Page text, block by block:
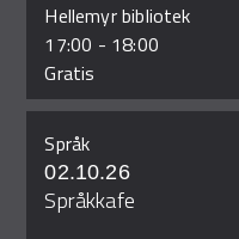
Hellemyr bibliotek
17:00 - 18:00
Gratis
Språk
02.10.26
Språkkafe